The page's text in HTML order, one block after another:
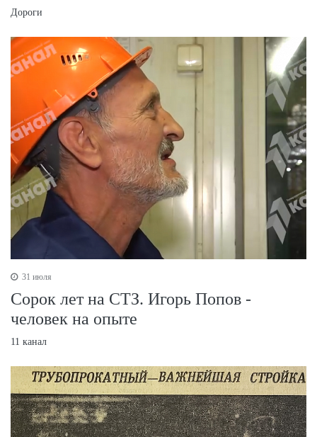
Дороги
31 июля
Сорок лет на СТЗ. Игорь Попов -
человек на опыте
11 канал